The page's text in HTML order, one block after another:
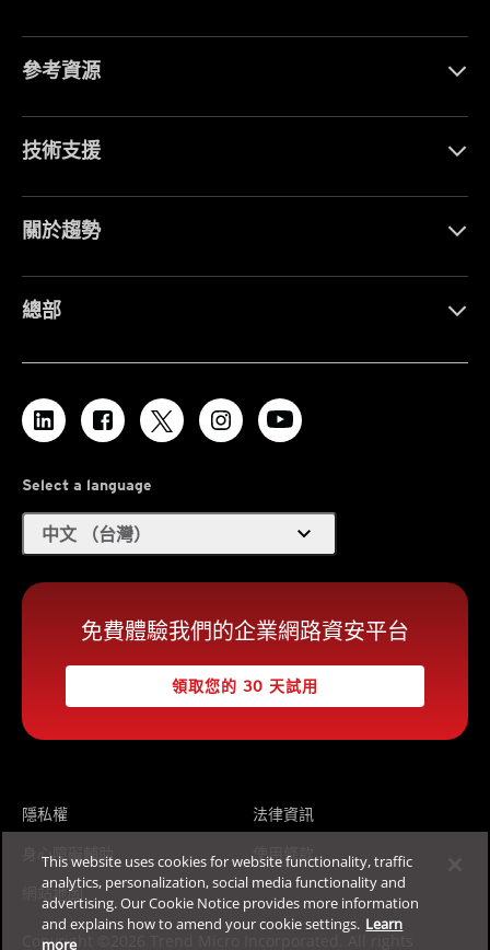
參考資源
技術支援
關於趨勢
總部
Select a language
中文 （台灣） expand_more
免費體驗我們的企業網路資安平台
領取您的 30 天試用
隱私權
法律資訊
身心障礙輔助
使用條款
網站地圖
Copyright ©2026 Trend Micro Incorporated. All rights
This website uses cookies for website functionality, traffic
analytics, personalization, social media functionality and
advertising. Our Cookie Notice provides more information
and explains how to amend your cookie settings. Learn
more